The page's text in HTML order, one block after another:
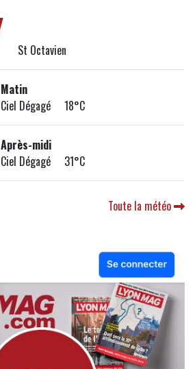
St Octavien
Matin
Ciel Dégagé 18°C
Après-midi
Ciel Dégagé 31°C
Toute la météo